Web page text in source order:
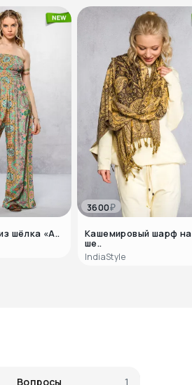
шёлка «А..
3600₽
Кашемировый шарф на
ше..
IndiaStyle
Вопросы 1